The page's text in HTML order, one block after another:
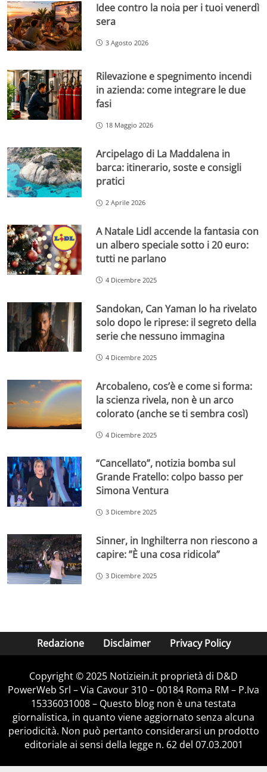
Idee contro la noia per i tuoi venerdì
sera
3 Agosto 2026
Rilevazione e spegnimento incendi
in azienda: come integrare le due
fasi
18 Maggio 2026
Arcipelago di La Maddalena in
barca: itinerario, soste e consigli
pratici
2 Aprile 2026
A Natale Lidl accende la fantasia con
un albero speciale sotto i 20 euro:
tutti ne parlano
4 Dicembre 2025
Sandokan, Can Yaman lo ha rivelato
solo dopo le riprese: il segreto della
serie che nessuno immagina
4 Dicembre 2025
Arcobaleno, cos’è e come si forma:
la scienza rivela, non è un arco
colorato (anche se ti sembra così)
4 Dicembre 2025
“Cancellato”, notizia bomba sul
Grande Fratello: colpo basso per
Simona Ventura
3 Dicembre 2025
Sinner, in Inghilterra non riescono a
capire: ”È una cosa ridicola”
3 Dicembre 2025
Redazione Disclaimer Privacy Policy
Copyright © 2025 Notiziein.it proprietà di D&D
PowerWeb Srl – Via Cavour 310 – 00184 Roma RM – P.Iva
15336031008 – Questo blog non è una testata
giornalistica, in quanto viene aggiornato senza alcuna
periodicità. Non può pertanto considerarsi un prodotto
editoriale ai sensi della legge n. 62 del 07.03.2001